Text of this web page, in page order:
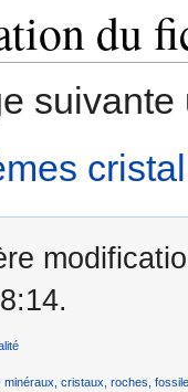
du
minéraux, cristaux, roches,